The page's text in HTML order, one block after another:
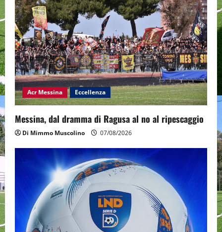
Acr Messina Eccellenza
Messina, dal dramma di Ragusa al no al ripescaggio
Di Mimmo Muscolino 07/08/2026